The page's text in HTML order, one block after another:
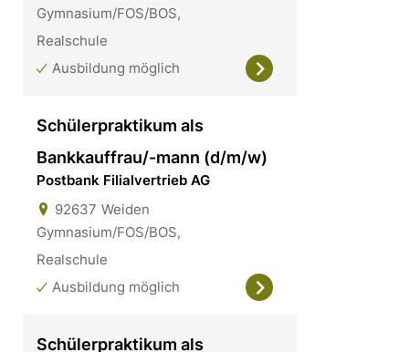
Gymnasium/FOS/BOS,
Realschule
Ausbildung möglich
Schülerpraktikum als
Bankkauffrau/-mann (d/m/w)
Postbank Filialvertrieb AG
92637 Weiden
Gymnasium/FOS/BOS,
Realschule
Ausbildung möglich
Schülerpraktikum als